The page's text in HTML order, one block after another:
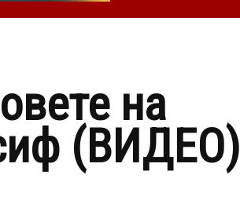
на
(ВИДЕО)